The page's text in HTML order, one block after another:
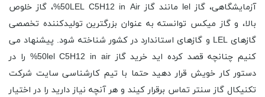
آزمایشگاهی، گاز lel مانند گاز 50LEL C5H12 in Air%، گاز خلوص
بالا، و گاز میکس توانسته به عنوان بزرگترین تولیدکننده تخصصی
گازهای LEL و گازهای استاندارد در کشور شناخته شود. پیشنهاد می
کنیم چنانچه قصد کرده اید خرید گاز 50lel C5H12 in air% را در
دستور کار خویش قرار دهید حتما با تیم کارشناسی سایت شرکت
تکنیکال گاز سنتر تماس برقرار کیند و هر آنچه نیاز دارید را در اختیار